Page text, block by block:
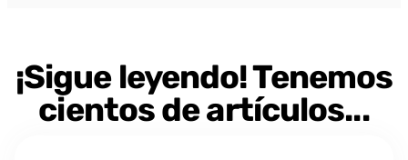
¡Sigue leyendo! Tenemos
cientos de artículos...